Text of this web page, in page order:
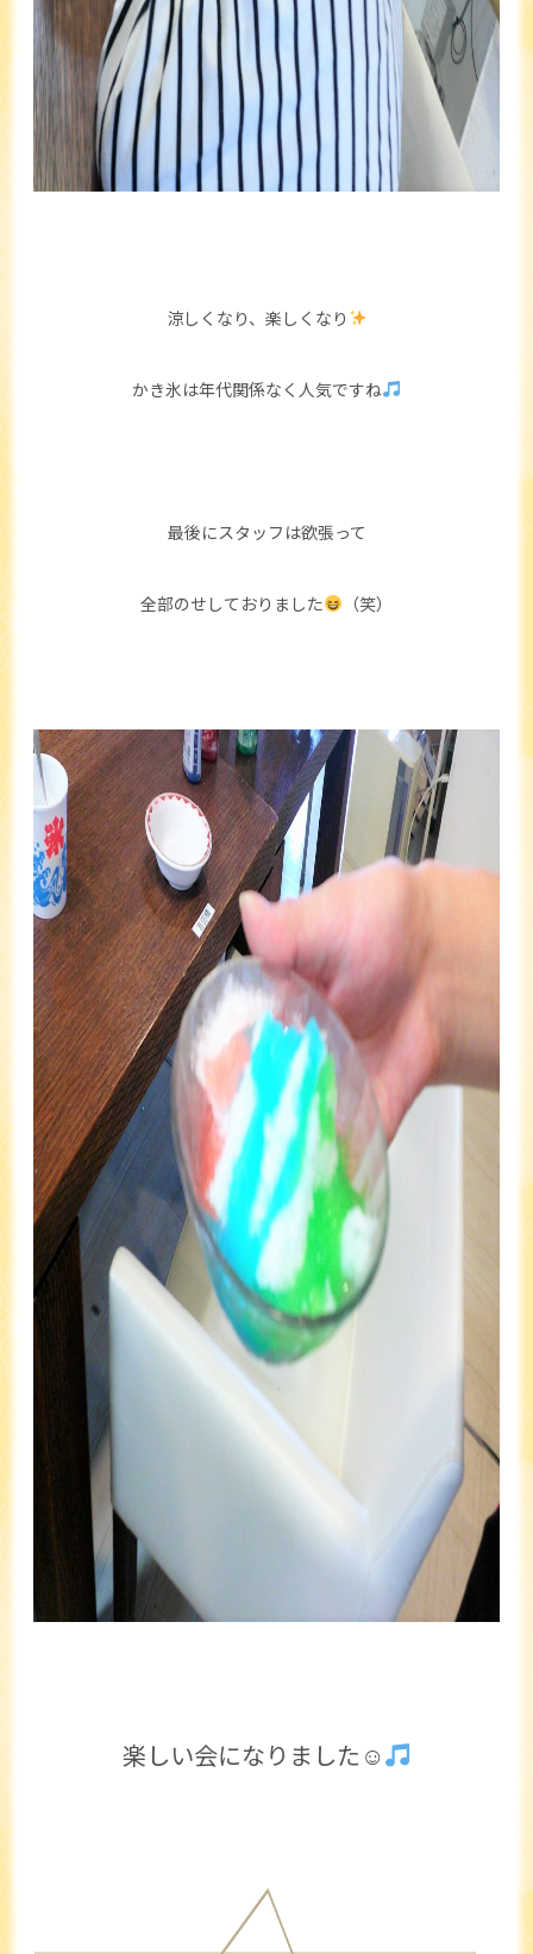
涼しくなり、楽しくなり
かき氷は年代関係なく人気ですね
最後にスタッフは欲張って
全部のせしておりました （笑）
楽しい会になりました☺